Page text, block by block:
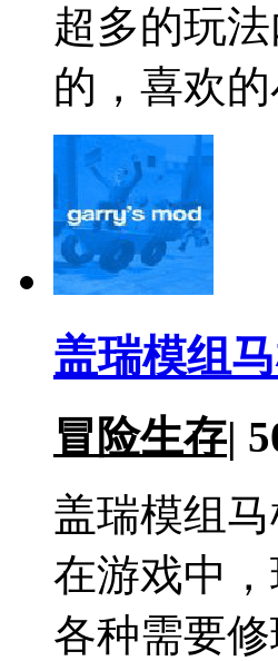
超多的玩
的，喜欢
盖瑞模组
冒险生存|
盖瑞模组
在游戏中
各种需要